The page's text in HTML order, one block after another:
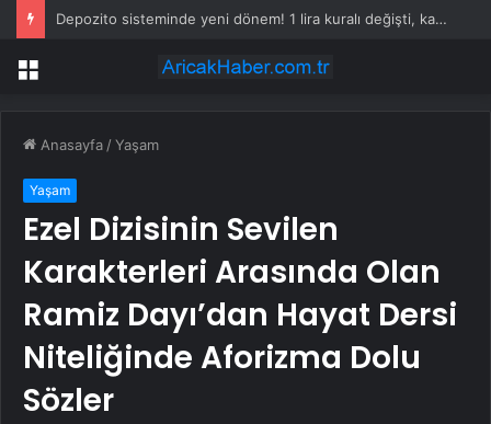
Depozito sisteminde yeni dönem! 1 lira kuralı değişti, kazanç düştü
Menü
Anasayfa /Yaşam
Yaşam
Ezel Dizisinin Sevilen
Karakterleri Arasında Olan
Ramiz Dayı’dan Hayat Dersi
Niteliğinde Aforizma Dolu
Sözler